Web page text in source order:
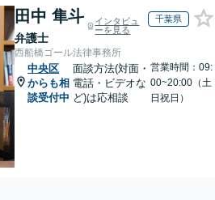
田中 隼斗
弁護士
インタビュ
ーを見る
千葉県
西船橋ゴール法律事務所
中央区
からも相
談受付中
面談方法(対面・
電話・ビデオな
ど)は応相談
営業時間：09:
00~20:00（土
日祝日）